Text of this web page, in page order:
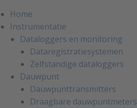
Home
Instrumentatie
Dataloggers en monitoring
Dataregistratiesystemen
Zelfstandige dataloggers
Dauwpunt
Dauwpunttransmitters
Draagbare dauwpuntmeters